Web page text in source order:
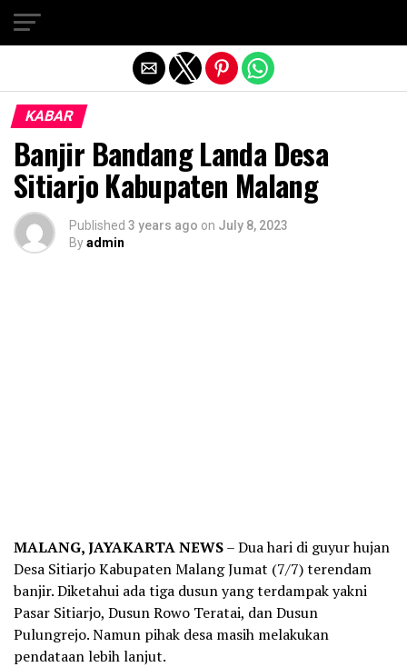
KABAR
Banjir Bandang Landa Desa
Sitiarjo Kabupaten Malang
Published 3 years ago on July 8, 2023
Byadmin
MALANG, JAYAKARTA NEWS– Dua hari di guyur hujan
Desa Sitiarjo Kabupaten Malang Jumat (7/7) terendam
banjir. Diketahui ada tiga dusun yang terdampak yakni
Pasar Sitiarjo, Dusun Rowo Teratai, dan Dusun
Pulungrejo. Namun pihak desa masih melakukan
pendataan lebih lanjut.